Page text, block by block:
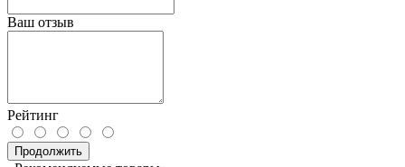
Ваш отзыв
Рейтинг
Продолжить